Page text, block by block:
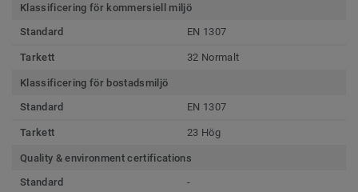
Klassificering för kommersiell miljö
Standard
EN 1307
Tarkett 32 Normalt
Klassificering för bostadsmiljö
Standard
EN 1307
Tarkett 23 Hög
Quality & environment certifications
Standard
-